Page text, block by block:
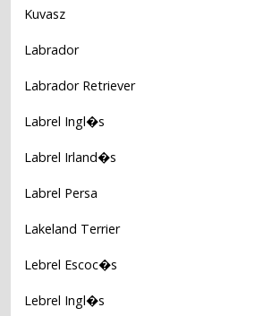
Kuvasz
Labrador
Labrador Retriever
Labrel Ingl�s
Labrel Irland�s
Labrel Persa
Lakeland Terrier
Lebrel Escoc�s
Lebrel Ingl�s